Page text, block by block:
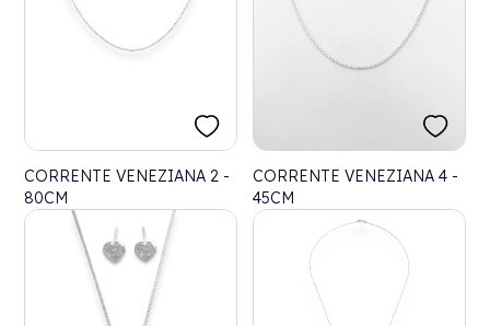
CORRENTE VENEZIANA 2 -
80CM
CORRENTE VENEZIANA 4 -
45CM